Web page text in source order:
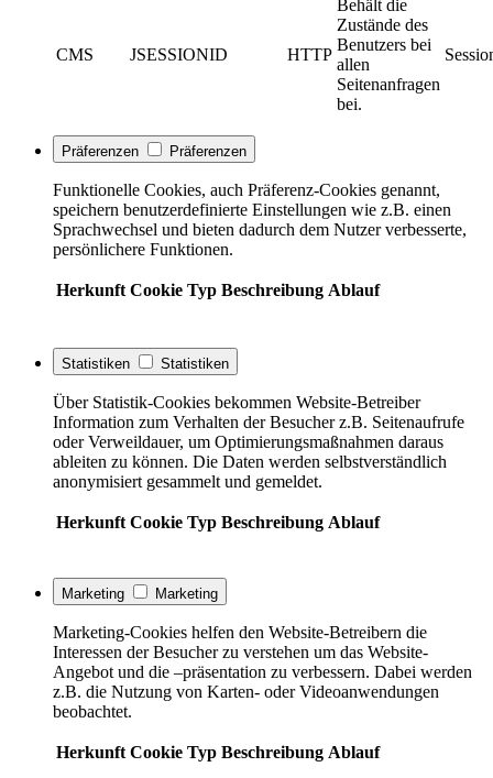
CMS JSESSIONID HTTP
Behält die
Zustände des
Benutzers bei
allen
Seitenanfragen
bei.
Präferenzen Präferenzen
Funktionelle Cookies, auch Präferenz-Cookies genannt,
speichern benutzerdefinierte Einstellungen wie z.B. einen
Sprachwechsel und bieten dadurch dem Nutzer verbesserte,
persönlichere Funktionen.
Herkunft Cookie Typ Beschreibung Ablauf
Statistiken Statistiken
Über Statistik-Cookies bekommen Website-Betreiber
Information zum Verhalten der Besucher z.B. Seitenaufrufe
oder Verweildauer, um Optimierungsmaßnahmen daraus
ableiten zu können. Die Daten werden selbstverständlich
anonymisiert gesammelt und gemeldet.
Herkunft Cookie Typ Beschreibung Ablauf
Marketing Marketing
Marketing-Cookies helfen den Website-Betreibern die
Interessen der Besucher zu verstehen um das Website-
Angebot und die –präsentation zu verbessern. Dabei werden
z.B. die Nutzung von Karten- oder Videoanwendungen
beobachtet.
Herkunft Cookie Typ Beschreibung Ablauf